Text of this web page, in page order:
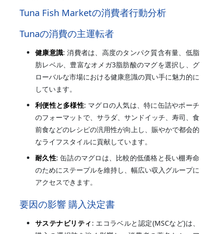
Tuna Fish Marketの消費者行動分析
Tunaの消費の主運転者
健康意識: 消費者は、高度のタンパク質含有量、低脂
肪レベル、豊富なオメガ3脂肪酸のマグを選択し、グ
ローバルな市場における健康意識の買い手に魅力的に
しています。
利便性と多様性: マグロの人気は、特に缶詰やポーチ
のフォーマットで、サラダ、サンドイッチ、寿司、食
前食などのレシピの汎用性が向上し、賑やかで都会的
なライフスタイルに貢献しています。
耐久性: 缶詰のマグロは、比較的低価格と長い棚寿命
のためにステープルを維持し、幅広い収入グループに
アクセスできます。
要因の影響 購入決定書
サステナビリティ : エコラベルと認定(MSCなど)は、